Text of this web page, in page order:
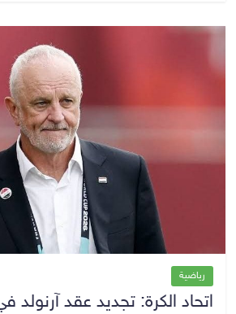
رياضية
اتحاد الكرة: تجديد عقد آرنولد